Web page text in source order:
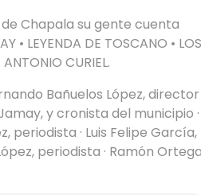
Chapala su gente cuenta
• LEYENDA DE TOSCANO • LOS
CURIEL.
Bañuelos López, director
y cronista del municipio ·
periodista · Luis Felipe García,
periodista · Ramón